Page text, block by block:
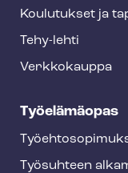
Koulutukset ja
Tehy-lehti
Verkkokauppa
Työelämäopas
Työsuhteen